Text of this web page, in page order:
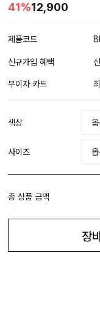
41%12,900
제품코드
신규가입 혜택
무이자 카드
색상
사이즈
총 상품 금액
장